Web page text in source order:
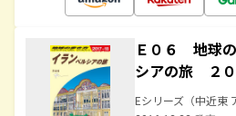
Ｅ０６ 地球
シアの旅 ２
Eシリーズ（中近東